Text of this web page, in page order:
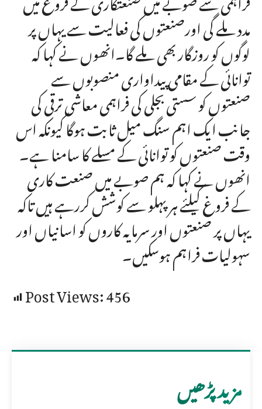
مدد ملے گی اورصنعتوں کی فعالیت سے یہاں پر
لوگوں کو روزگار بھی ملے گا۔انھوں نے کہا کہ
توانائی کے مقامی پیداواری منصوبوں سے
صنعتوں کو سستی بجلی کی فراہمی معاشی ترقی کی
جانب ایک اہم سنگ میل ثابت ہوگا کیونکہ اس
وقت صنعتوں کو توانائی کے مسلے کا سامنا ہے۔
انھوں نے کہا کہ ہم صوبے میں صنعت کاری
کے فروغ کیلئے ہر پہلو سے کوشش کررہے ہیں تاکہ
یہاں پر صنعتوں اور سرمایہ کاروں کو اسانیاں اور
سہولیات فراہم ہوسکیں۔
Post Views:456
مزید پڑھیں